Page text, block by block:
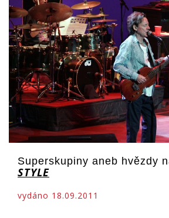
Superskupiny aneb hvězdy
STYLE
vydáno 18.09.2011